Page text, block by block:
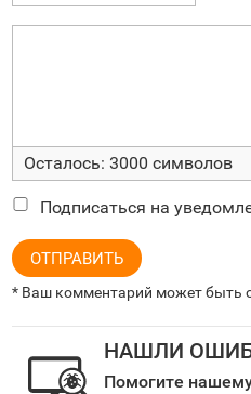
Осталось: 3000 символов
Подписаться на
ОТПРАВИТЬ
* Ваш комментарий может быть
НАШЛИ
Помогите